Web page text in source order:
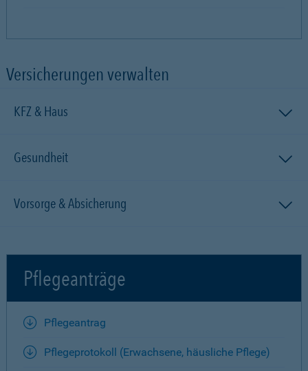
Versicherungen verwalten
KFZ & Haus
Gesundheit
Vorsorge & Absicherung
Pflegeanträge
Pflegeantrag
Pflegeprotokoll (Erwachsene, häusliche Pflege)